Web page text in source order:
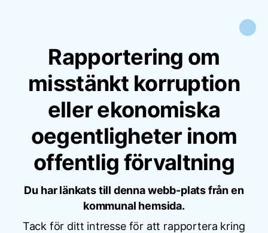
Rapportering om
misstänkt korruption
eller ekonomiska
oegentligheter inom
offentlig förvaltning
Du har länkats till denna webb-plats från en
kommunal hemsida.
Tack för ditt intresse för att rapportera kring